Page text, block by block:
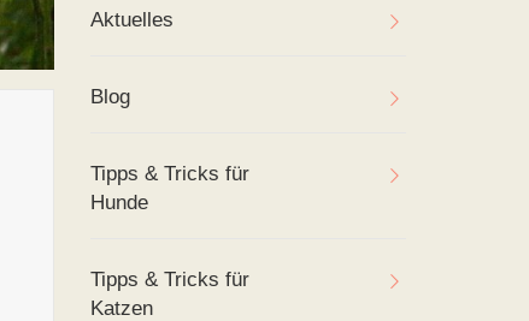
Aktuelles
Blog
Tipps & Tricks für
Hunde
Tipps & Tricks für
Katzen